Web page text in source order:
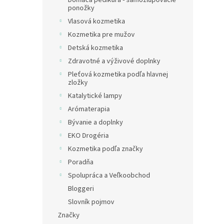
ponožky
Vlasová kozmetika
Kozmetika pre mužov
Detská kozmetika
Zdravotné a výživové doplnky
Pleťová kozmetika podľa hlavnej
zložky
Katalytické lampy
Arómaterapia
Bývanie a doplnky
EKO Drogéria
Kozmetika podľa značky
Poradňa
Spolupráca a Veľkoobchod
Bloggeri
Slovník pojmov
Značky